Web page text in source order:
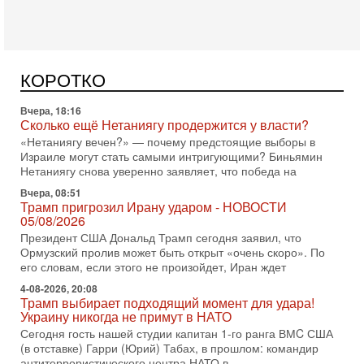
КОРОТКО
АХИ «Дракон», которую называют самой мощной
субмариной на Ближнем Востоке. Передача прошла на
Вчера, 18:16
Сколько ещё Нетаниягу продержится у власти?
«Нетаниягу вечен?» — почему предстоящие выборы в
Израиле могут стать самыми интригующими? Биньямин
Нетаниягу снова уверенно заявляет, что победа на
Вчера, 08:51
Трамп пригрозил Ирану ударом - НОВОСТИ
05/08/2026
Президент США Дональд Трамп сегодня заявил, что
Ормузский пролив может быть открыт «очень скоро». По
его словам, если этого не произойдет, Иран ждет
4-08-2026, 20:08
Трамп выбирает подходящий момент для удара!
Украину никогда не примут в НАТО
Сегодня гость нашей студии капитан 1-го ранга ВМC США
(в отставке) Гарри (Юрий) Табах, в прошлом: командир